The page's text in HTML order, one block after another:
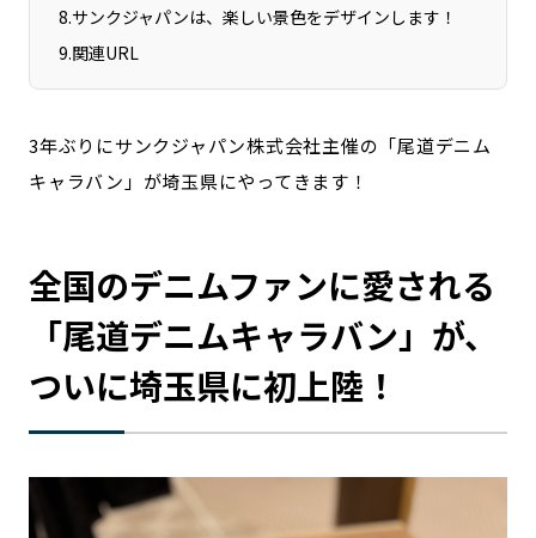
カテゴリから探す
MILCプロジェクト
選出企業特別対談
Localist
SDGsの先駆者
Sporkle
「人」から探す
お問い合わせ 会社概要
8.サンクジャパンは、楽しい景色をデザインします！
9.関連URL
3年ぶりにサンクジャパン株式会社主催の「尾道デニム
キャラバン」が埼玉県にやってきます！
全国のデニムファンに愛される
「尾道デニムキャラバン」が、
ついに埼玉県に初上陸！